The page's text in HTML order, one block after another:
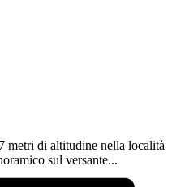
metri di altitudine nella località
sul versante...